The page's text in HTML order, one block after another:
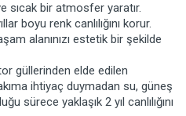
sıcak bir atmosfer yaratır.
boyu renk canlılığını korur.
alanınızı estetik bir şekilde
güllerinden elde edilen
ihtiyaç duymadan su, güneş
sürece yaklaşık 2 yıl canlılığını